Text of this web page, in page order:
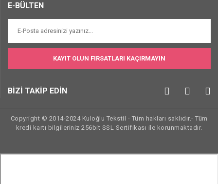
E-BÜLTEN
KAYIT OLUN FIRSATLARI KAÇIRMAYIN
BİZİ TAKİP EDİN
Copyright © 2014-2024 Kuloğlu Tekstil - Tüm hakları saklıdır.- Tüm
kredi kartı bilgileriniz 256bit SSL Sertifikası ile korunmaktadır.